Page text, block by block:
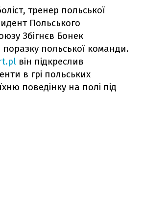
тренер польської
Польського
Збігнєв Бонек
поразку польської команди.
він підкреслив
в грі польських
поведінку на полі під